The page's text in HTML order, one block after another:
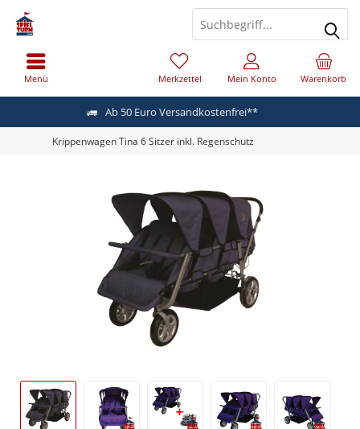
Ab 50 Euro Versandkostenfrei**
Menü Warenkorb
Merkzettel Mein Konto
Krippenwagen Tina 6 Sitzer inkl. Regenschutz